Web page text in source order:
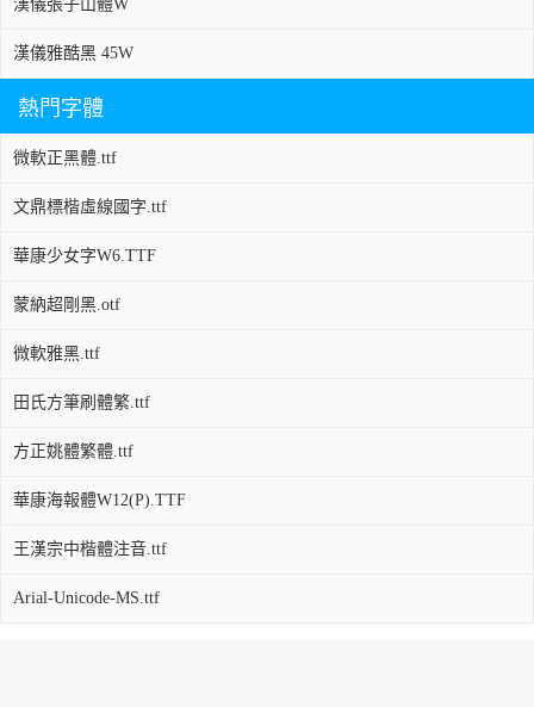
漢儀張子山體W
漢儀雅酷黑 45W
熱門字體
微軟正黑體.ttf
文鼎標楷虛線國字.ttf
華康少女字W6.TTF
蒙納超剛黑.otf
微軟雅黑.ttf
田氏方筆刷體繁.ttf
方正姚體繁體.ttf
華康海報體W12(P).TTF
王漢宗中楷體注音.ttf
Arial-Unicode-MS.ttf